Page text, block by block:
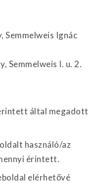
Semmelweis Ignác
Semmelweis I. u. 2.
által megadott
használó/az
érintett.
elérhetővé